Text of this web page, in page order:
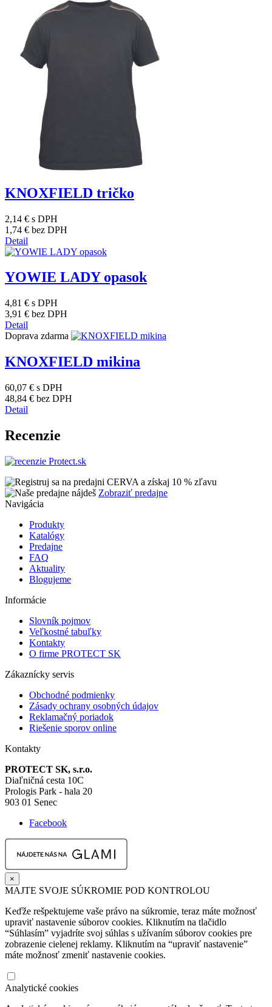
KNOXFIELD tričko
2,14 € s DPH
1,74 € bez DPH
Detail
YOWIE LADY opasok
4,81 € s DPH
3,91 € bez DPH
Detail
Doprava zdarma
KNOXFIELD mikina
60,07 € s DPH
48,84 € bez DPH
Detail
Recenzie
Zobraziť predajne
Navigácia
Produkty
Katalógy
Predajne
FAQ
Aktuality
Blogujeme
Informácie
Slovník pojmov
Veľkostné tabuľky
Kontakty
O firme PROTECT SK
Zákaznícky servis
Obchodné podmienky
Zásady ochrany osobných údajov
Reklamačný poriadok
Riešenie sporov online
Kontakty
PROTECT SK, s.r.o.
Diaľničná cesta 10C
Prologis Park - hala 20
903 01 Senec
Facebook
×
MAJTE SVOJE SÚKROMIE POD KONTROLOU
Keďže rešpektujeme vaše právo na súkromie, teraz máte možnosť
upraviť nastavenie súborov cookies. Kliknutím na tlačidlo
“Súhlasím” vyjadríte svoj súhlas s užívaním súborov cookies pre
zobrazenie cielenej reklamy. Kliknutím na “upraviť nastavenie”
máte možnosť zmeniť nastavenie cookies.
Analytické cookies